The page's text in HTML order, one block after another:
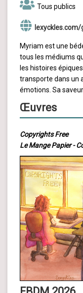
Tous publics
lexyckles.com/
Myriam est une
tous les médiums
les histoires
transporte dans un
émotions. Sa
Œuvres
Copyrights Free
Le Mange Papier -